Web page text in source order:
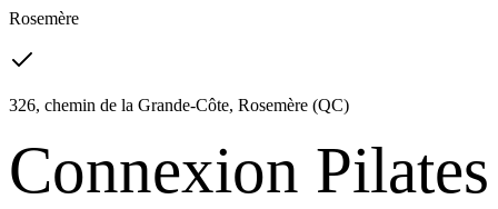
Rosemère
326, chemin de la Grande-Côte, Rosemère (QC)
Connexion Pilates